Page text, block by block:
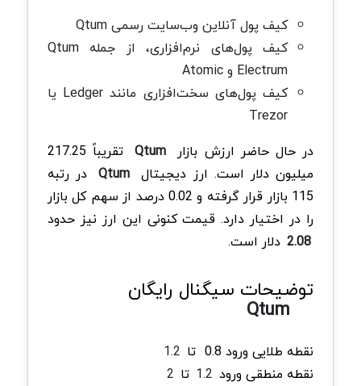
کیف پول آنلاین وب‌سایت رسمی Qtum
کیف پول‌های نرم‌افزاری، از جمله Qtum
Electrum و Atomic
کیف پول‌های سخت‌افزاری مانند Ledger یا
Trezor
در حال حاضر ارزش بازار
Qtum
تقریباً 217.25
میلیون دلار است. ارز دیجیتال Qtum در رتبه
115 بازار قرار گرفته و 0.02 درصد از سهم کل بازار
را در اختیار دارد. قیمت کنونی این ارز نیز حدود
2.08 دلار است.
توضیحات سیگنال رایگان
Qtum
نقطه طلایی ورود 0.8 تا 1.2
نقطه منطقی ورود 1.2 تا 2